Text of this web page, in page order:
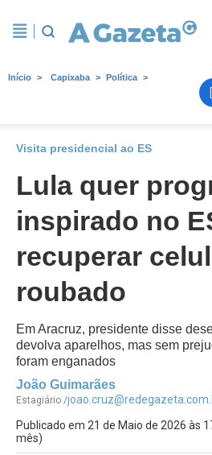
Início Capixaba Política
Visita presidencial ao ES
Lula quer
inspirado no
recuperar
roubado
Em Aracruz, presidente disse
devolva aparelhos, mas sem
foram enganados
João Guimarães
Estagiário /
Publicado em 21 de Maio de 2026 às
mês)